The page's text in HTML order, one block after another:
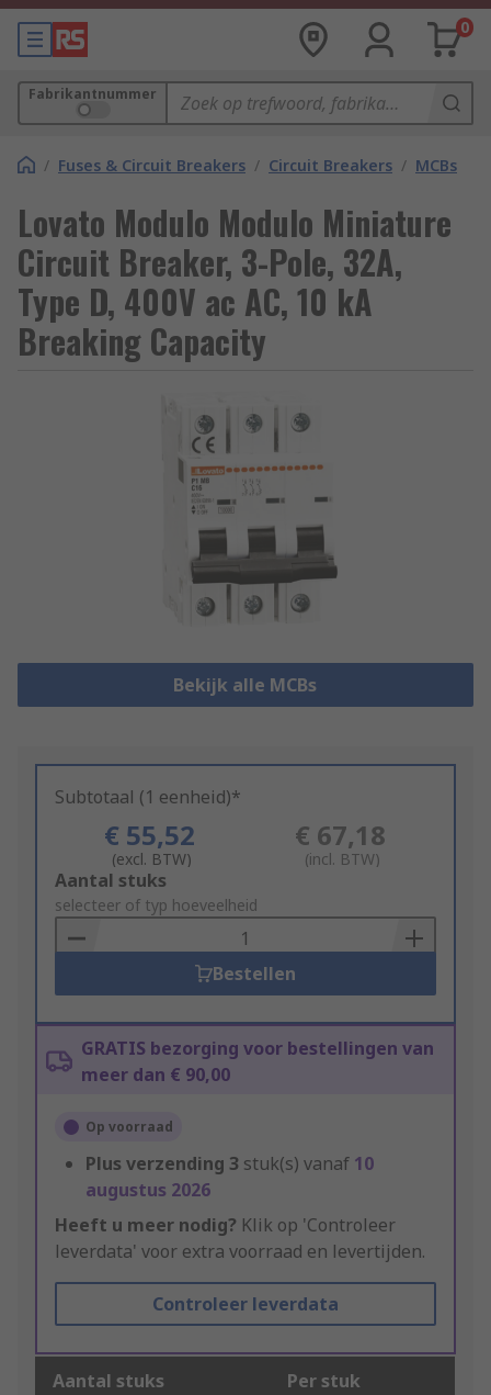
0
Fabrikantnummer
/ Fuses & Circuit Breakers / Circuit Breakers / MCBs
Lovato Modulo Modulo Miniature
Circuit Breaker, 3-Pole, 32A,
Type D, 400V ac AC, 10 kA
Breaking Capacity
Bekijk alle MCBs
Subtotaal (1 eenheid)*
€ 55,52
(excl. BTW)
€ 67,18
(incl. BTW)
Add
to
Basket
Aantal stuks
selecteer of typ hoeveelheid
Bestellen
GRATIS bezorging voor bestellingen van
meer dan € 90,00
Op voorraad
Plus verzending 3 stuk(s) vanaf 10
augustus 2026
Heeft u meer nodig? Klik op 'Controleer
leverdata' voor extra voorraad en levertijden.
Controleer leverdata
Aantal stuks Per stuk